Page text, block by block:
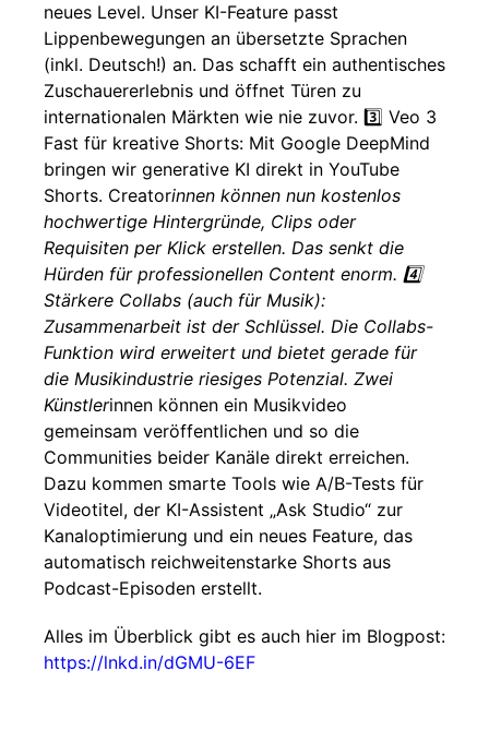
neues Level. Unser KI-Feature passt
Lippenbewegungen an übersetzte Sprachen
(inkl. Deutsch!) an. Das schafft ein authentisches
Zuschauererlebnis und öffnet Türen zu
internationalen Märkten wie nie zuvor. 3️⃣ Veo 3
Fast für kreative Shorts: Mit Google DeepMind
bringen wir generative KI direkt in YouTube
Shorts. Creatorinnen können nun kostenlos
hochwertige Hintergründe, Clips oder
Requisiten per Klick erstellen. Das senkt die
Hürden für professionellen Content enorm. 4️⃣
Stärkere Collabs (auch für Musik):
Zusammenarbeit ist der Schlüssel. Die Collabs-
Funktion wird erweitert und bietet gerade für
die Musikindustrie riesiges Potenzial. Zwei
Künstlerinnen können ein Musikvideo
gemeinsam veröffentlichen und so die
Communities beider Kanäle direkt erreichen.
Dazu kommen smarte Tools wie A/B-Tests für
Videotitel, der KI-Assistent „Ask Studio“ zur
Kanaloptimierung und ein neues Feature, das
automatisch reichweitenstarke Shorts aus
Podcast-Episoden erstellt.
Alles im Überblick gibt es auch hier im Blogpost:
https://lnkd.in/dGMU-6EF